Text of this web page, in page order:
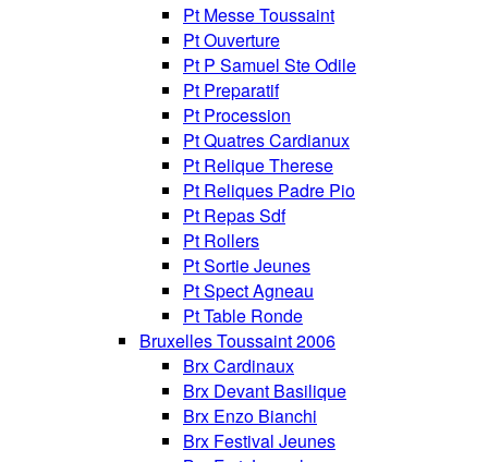
Pt Messe Toussaint
Pt Ouverture
Pt P Samuel Ste Odile
Pt Preparatif
Pt Procession
Pt Quatres Cardianux
Pt Relique Therese
Pt Reliques Padre Pio
Pt Repas Sdf
Pt Rollers
Pt Sortie Jeunes
Pt Spect Agneau
Pt Table Ronde
Bruxelles Toussaint 2006
Brx Cardinaux
Brx Devant Basilique
Brx Enzo Bianchi
Brx Festival Jeunes